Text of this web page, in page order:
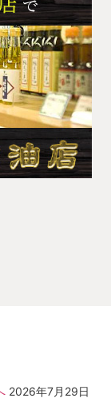
2026年7月29日